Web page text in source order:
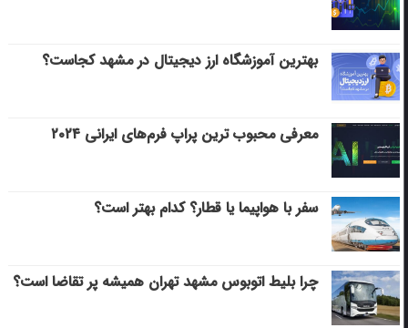
بهترین آموزشگاه ارز دیجیتال در مشهد کجاست؟
معرفی محبوب ترین پراپ فرم‌های ایرانی ۲۰۲۴
سفر با هواپیما یا قطار؟ کدام بهتر است؟
چرا بلیط اتوبوس مشهد تهران همیشه پر تقاضا است؟